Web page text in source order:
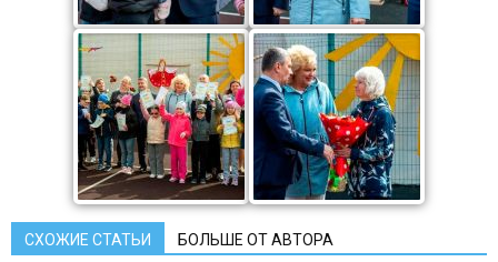
СХОЖИЕ СТАТЬИ БОЛЬШЕ ОТ АВТОРА